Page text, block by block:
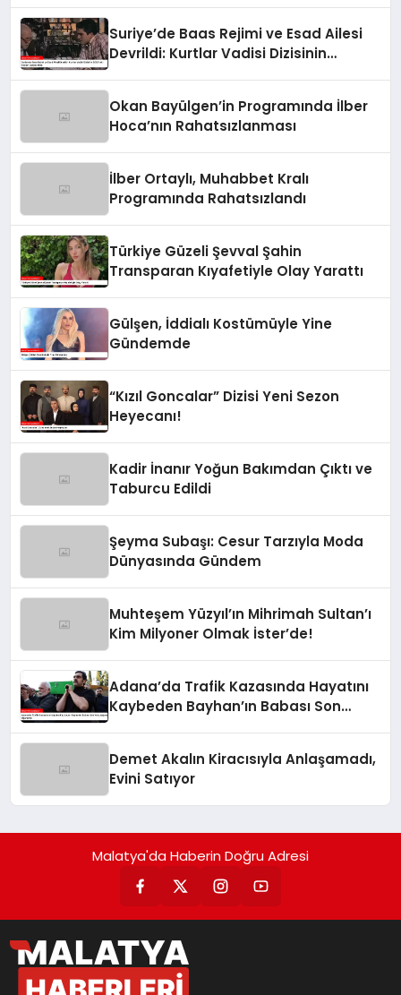
Suriye’de Baas Rejimi ve Esad Ailesi
Devrildi: Kurtlar Vadisi Dizisinin
Okan Bayülgen’in Programında İlber
Hoca’nın Rahatsızlanması
İlber Ortaylı, Muhabbet Kralı
Programında Rahatsızlandı
Türkiye Güzeli Şevval Şahin
Transparan Kıyafetiyle Olay Yarattı
Gülşen, İddialı Kostümüyle Yine
Gündemde
“Kızıl Goncalar” Dizisi Yeni Sezon
Heyecanı!
Kadir İnanır Yoğun Bakımdan Çıktı ve
Taburcu Edildi
Şeyma Subaşı: Cesur Tarzıyla Moda
Dünyasında Gündem
Muhteşem Yüzyıl’ın Mihrimah Sultan’ı
Kim Milyoner Olmak İster’de!
Adana’da Trafik Kazasında Hayatını
Kaybeden Bayhan’ın Babası Son
Demet Akalın Kiracısıyla Anlaşamadı,
Evini Satıyor
Malatya'da Haberin Doğru Adresi